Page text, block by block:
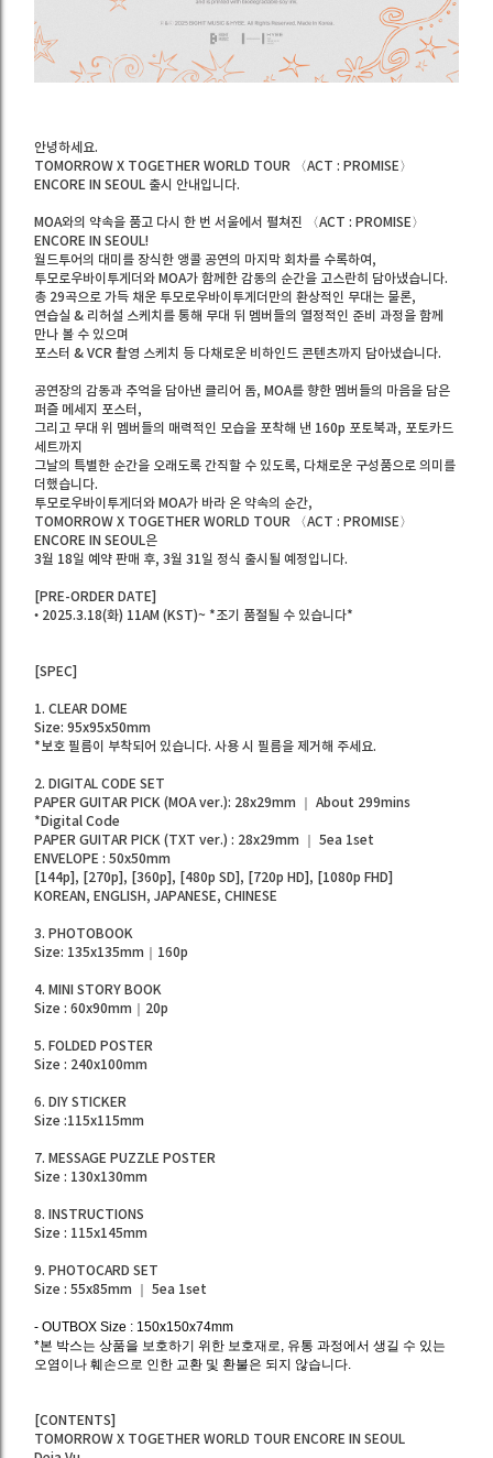
안녕하세요.
TOMORROW X TOGETHER WORLD TOUR 〈ACT : PROMISE〉
ENCORE IN SEOUL 출시 안내입니다.
MOA와의 약속을 품고 다시 한 번 서울에서 펼쳐진 〈ACT : PROMISE〉
ENCORE IN SEOUL!
월드투어의 대미를 장식한 앵콜 공연의 마지막 회차를 수록하여,
투모로우바이투게더와 MOA가 함께한 감동의 순간을 고스란히 담아냈습니다.
총 29곡으로 가득 채운 투모로우바이투게더만의 환상적인 무대는 물론,
연습실 & 리허설 스케치를 통해 무대 뒤 멤버들의 열정적인 준비 과정을 함께
만나 볼 수 있으며
포스터 & VCR 촬영 스케치 등 다채로운 비하인드 콘텐츠까지 담아냈습니다.
공연장의 감동과 추억을 담아낸 클리어 돔, MOA를 향한 멤버들의 마음을 담은
퍼즐 메세지 포스터,
그리고 무대 위 멤버들의 매력적인 모습을 포착해 낸 160p 포토북과, 포토카드
세트까지
그날의 특별한 순간을 오래도록 간직할 수 있도록, 다채로운 구성품으로 의미를
더했습니다.
투모로우바이투게더와 MOA가 바라 온 약속의 순간,
TOMORROW X TOGETHER WORLD TOUR 〈ACT : PROMISE〉
ENCORE IN SEOUL은
3월 18일 예약 판매 후, 3월 31일 정식 출시될 예정입니다.
[PRE-ORDER DATE]
• 2025.3.18(화) 11AM (KST)~ *조기 품절될 수 있습니다*
[SPEC]
1. CLEAR DOME
Size: 95x95x50mm
*보호 필름이 부착되어 있습니다. 사용 시 필름을 제거해 주세요.
2. DIGITAL CODE SET
PAPER GUITAR PICK (MOA ver.): 28x29mm ｜ About 299mins
*Digital Code
PAPER GUITAR PICK (TXT ver.) : 28x29mm ｜ 5ea 1set
ENVELOPE : 50x50mm
[144p], [270p], [360p], [480p SD], [720p HD], [1080p FHD]
KOREAN, ENGLISH, JAPANESE, CHINESE
3. PHOTOBOOK
Size: 135x135mm｜160p
4. MINI STORY BOOK
Size : 60x90mm｜20p
5. FOLDED POSTER
Size : 240x100mm
6. DIY STICKER
Size :115x115mm
7. MESSAGE PUZZLE POSTER
Size : 130x130mm
8. INSTRUCTIONS
Size : 115x145mm
9. PHOTOCARD SET
Size : 55x85mm ｜ 5ea 1set
- OUTBOX Size : 150x150x74mm
*본 박스는 상품을 보호하기 위한 보호재로, 유통 과정에서 생길 수 있는
오염이나 훼손으로 인한 교환 및 환불은 되지 않습니다.
[CONTENTS]
TOMORROW X TOGETHER WORLD TOUR ENCORE IN SEOUL